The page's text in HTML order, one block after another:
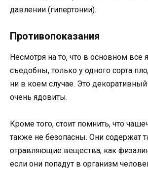
давлении (гипертонии).
Противопоказания
Несмотря на то, что в основном все
съедобны, только у одного сорта
ни в коем случае. Это
очень ядовиты.
Кроме того, стоит помнить, что
также не безопасны. Они содержат
отравляющие вещества, как
если они попадут в организм